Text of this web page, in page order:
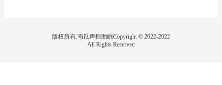
版权所有:南瓜声控助眠Copyright © 2022-2022
All Rights Reserved